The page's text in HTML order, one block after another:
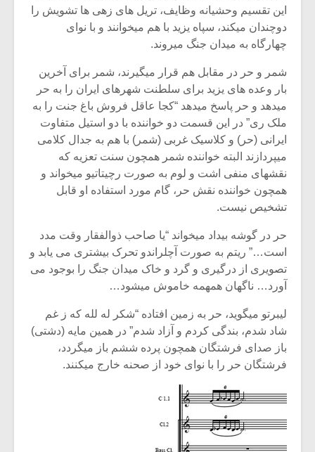
این تقسیم وحشیانه وظایف، تریل های زهی ها تشویش را
دوچندان میکند، سپاه یزید با هم میخوانند و با نوای
چهارگاه به میدان جنگ میروند.
شمر و حر در مقابل هم قرار میگیرند، شمر برای آخرین
بار وعده های یزید برای سلطنت شهرهای ایران را به حر
میدهد و حر پاسخ میدهد “کجا عاقل فروش باغ جنت را به
ملک ری” در این قسمت دو خواننده با دو استیل متفاوت
ایرانی (حر) و کلاسیک غربی (شمر) با هم به جدال کلامی
میپردازند البته خواننده شمر همچون سنت تعزیه که
نقشهای منفی اشت و لوم به صورت رچیتاتیو میخواند و
همچون خواننده نقش حر، گام مورد استفاده او قابل
تشخیص نیست.
حر در گوشه بیداد میخواند “یا صاحب ذوالفقار وقت مدد
است…” ریتم به صورت آچلراندو تحرک بیشتری می یابد و
تصویری از درگیری و گرد و خاک میدان جنگ را بوجود می
آورد… ناگهان همهمه خاموش میشود…
لیبرتو میگوید، حر به زمین افتاده “شکر له لله که ز غم
شاد شدم، بندگی کردم و آزاد شدم” در همین مایه (دشتی)
باز صدای فرشتگان همچون پرده ششم باز میگردد،
فرشتگان حر را با نوای خود از صحنه خارج میکنند.